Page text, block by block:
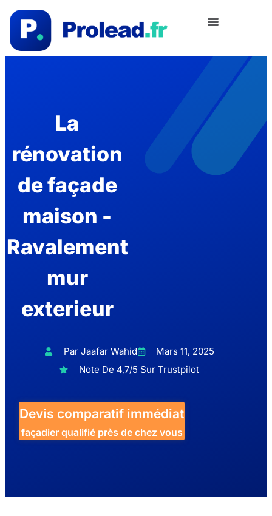
La
rénovation
de façade
maison -
Ravalement
mur
exterieur
Par Jaafar Wahid
Mars 11, 2025
Note De 4,7/5 Sur Trustpilot
Devis comparatif immédiat
façadier qualifié près de chez vous